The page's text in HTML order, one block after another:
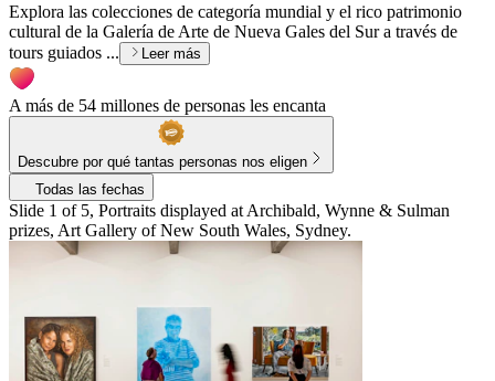
Explora las colecciones de categoría mundial y el rico patrimonio
cultural de la Galería de Arte de Nueva Gales del Sur a través de
tours guiados ...
Leer más
A más de 54 millones de personas les encanta
Descubre por qué tantas personas nos eligen
Todas las fechas
Slide 1 of 5, Portraits displayed at Archibald, Wynne & Sulman
prizes, Art Gallery of New South Wales, Sydney.